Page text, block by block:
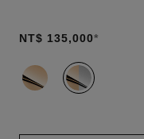
NT$ 135,000*
款式(2)